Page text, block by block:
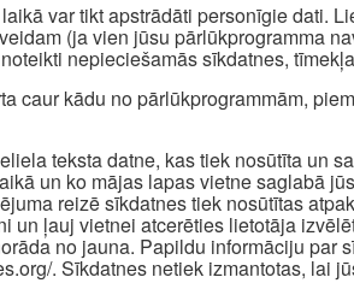
var tikt apstrādāti personīgie dati.
(ja vien jūsu pārlūkprogramma
nepieciešamās sīkdatnes,
caur kādu no pārlūkprogrammām,
teksta datne, kas tiek nosūtīta un
un ko mājas lapas vietne saglabā
reizē sīkdatnes tiek nosūtītas
un ļauj vietnei atcerēties lietotāja
no jauna. Papildu informāciju par
. Sīkdatnes netiek izmantotas, lai